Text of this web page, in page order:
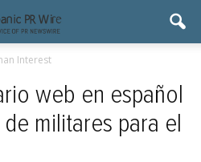
Interest
web en español
militares para el